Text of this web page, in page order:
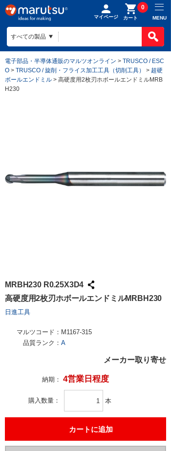
マイページ カート
0
MENU
電子部品・半導体通販のマルツオンライン > TRUSCO / ESC
O > TRUSCO / 旋削・フライス加工工具（切削工具） > 超硬
ボールエンドミル > 高硬度用2枚刃ホボールエンドミルMRB
H230
MRBH230 R0.25X3D4
高硬度用2枚刃ホボールエンドミルMRBH230
日進工具
マルツコード： M1167-315
品質ランク： A
メーカー取り寄せ
納期： 4営業日程度
購入数量 本